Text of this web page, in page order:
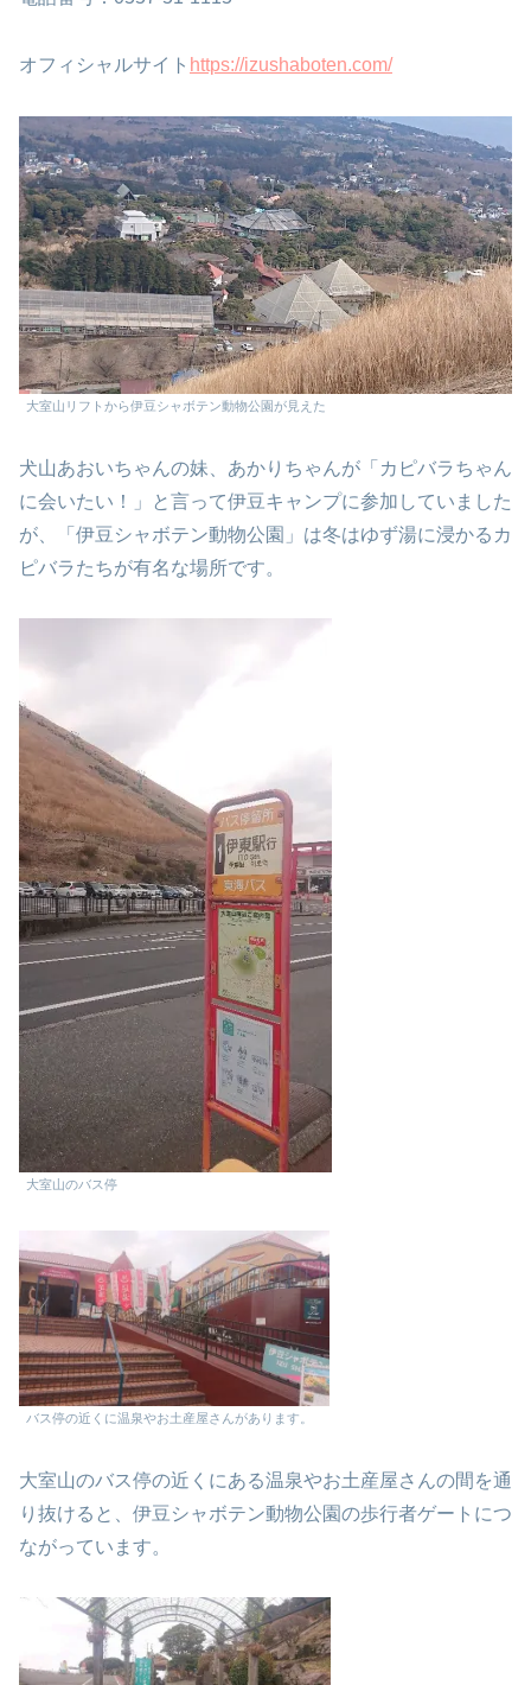
オフィシャルサイト https://izushaboten.com/
大室山リフトから伊豆シャボテン動物公園が見えた
犬山あおいちゃんの妹、あかりちゃんが「カピバラちゃん
に会いたい！」と言って伊豆キャンプに参加していました
が、「伊豆シャボテン動物公園」は冬はゆず湯に浸かるカ
ピバラたちが有名な場所です。
大室山のバス停
バス停の近くに温泉やお土産屋さんがあります。
大室山のバス停の近くにある温泉やお土産屋さんの間を通
り抜けると、伊豆シャボテン動物公園の歩行者ゲートにつ
ながっています。